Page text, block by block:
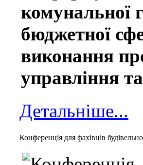
комунальної
бюджетної
виконання
управління
Детальніше...
Конференція для фахівців